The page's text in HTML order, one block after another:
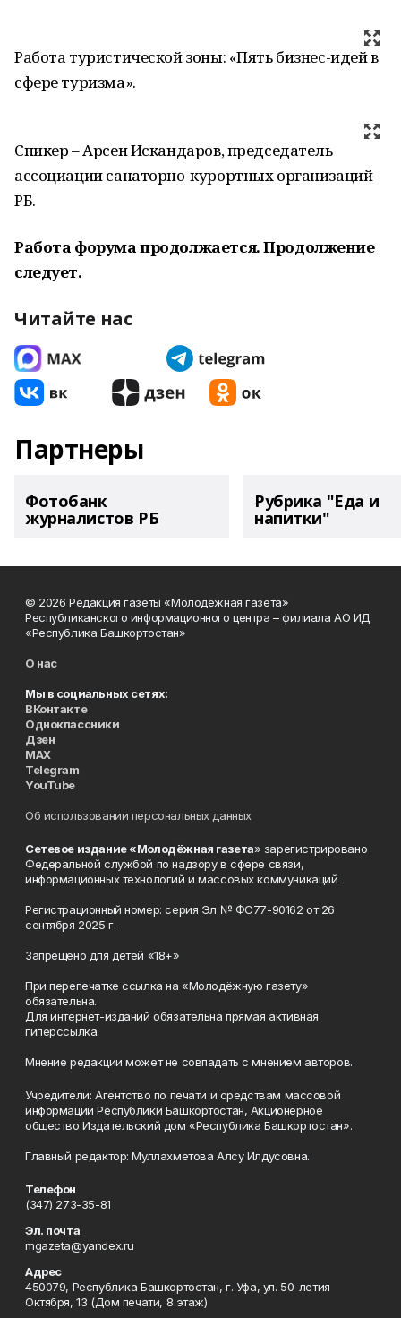
Работа туристической зоны: «Пять бизнес-идей в
сфере туризма».
Спикер – Арсен Искандаров, председатель
ассоциации санаторно-курортных организаций
РБ.
Работа форума продолжается. Продолжение
следует.
Читайте нас
Партнеры
Фотобанк
журналистов РБ
Рубрика "Еда и
напитки"
© 2026 Редакция газеты «Молодёжная газета»
Республиканского информационного центра – филиала АО ИД
«Республика Башкортостан»
О нас
Мы в социальных сетях:
ВКонтакте
Одноклассники
Дзен
MAX
Telegram
YouTube
Об использовании персональных данных
Сетевое издание «Молодёжная газета» зарегистрировано
Федеральной службой по надзору в сфере связи,
информационных технологий и массовых коммуникаций
Регистрационный номер: серия Эл № ФС77-90162 от 26
сентября 2025 г.
Запрещено для детей «18+»
При перепечатке ссылка на «Молодёжную газету»
обязательна.
Для интернет-изданий обязательна прямая активная
гиперссылка.
Мнение редакции может не совпадать с мнением авторов.
Учредители: Агентство по печати и средствам массовой
информации Республики Башкортостан, Акционерное
общество Издательский дом «Республика Башкортостан».
Главный редактор: Муллахметова Алсу Илдусовна.
Телефон
(347) 273-35-81
Эл. почта
mgazeta@yandex.ru
Адрес
450079, Республика Башкортостан, г. Уфа, ул. 50-летия
Октября, 13 (Дом печати, 8 этаж)